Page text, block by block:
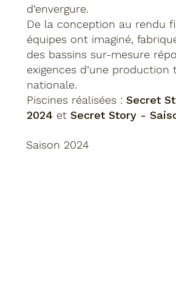
d’envergure.
De la conception au rendu
équipes ont imaginé,
des bassins sur-mesure
exigences d’une production
nationale.
Piscines réalisées : Secret
2024 et Secret Story -
Saison 2024